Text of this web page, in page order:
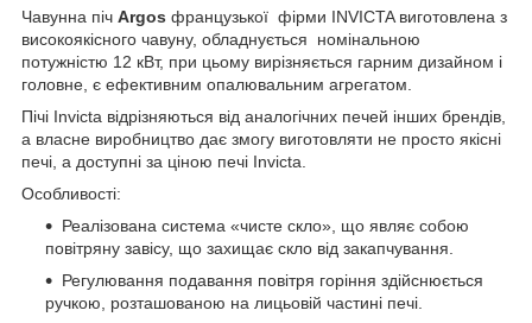
Чавунна піч Argos французької фірми INVICTA виготовлена з
високоякісного чавуну, обладнується номінальною
потужністю 12 кВт, при цьому вирізняється гарним дизайном і
головне, є ефективним опалювальним агрегатом.
Пічі Invicta відрізняються від аналогічних печей інших брендів,
а власне виробництво дає змогу виготовляти не просто якісні
печі, а доступні за ціною печі Invicta.
Особливості:
Реалізована система «чисте скло», що являє собою
повітряну завісу, що захищає скло від закапчування.
Регулювання подавання повітря горіння здійснюється
ручкою, розташованою на лицьовій частині печі.